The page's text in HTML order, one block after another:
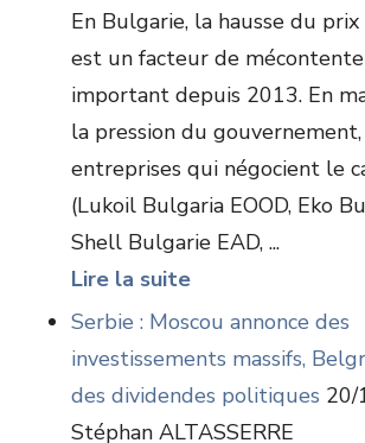
En Bulgarie, la hausse du
est un facteur de
important depuis 2013. En
la pression du
entreprises qui négocient le
(Lukoil Bulgaria EOOD, Eko
Shell Bulgarie EAD, ...
Lire la suite
Serbie : Moscou annonce des
investissements massifs,
des dividendes politiques 20/
Stéphan ALTASSERRE